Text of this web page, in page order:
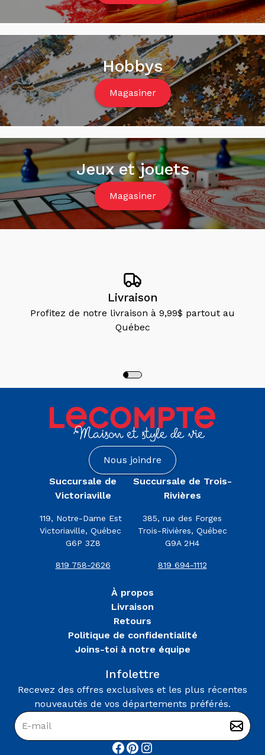
Hobbys
Magasiner
Jeux et jouets
Magasiner
Livraison
Profitez de notre livraison à 9,99$ partout au
Québec
Nous joindre
Succursale de
Victoriaville
119, Notre-Dame Est
Victoriaville, Québec
G6P 3Z8
819 758-2626
Succursale de Trois-
Rivières
385, rue des Forges
Trois-Rivières, Québec
G9A 2H4
819 694-1112
À propos
Livraison
Retours
Politique de confidentialité
Joins-toi à notre équipe
Infolettre
Recevez des offres exclusives et les plus récentes
nouveautés de vos départements préférés.